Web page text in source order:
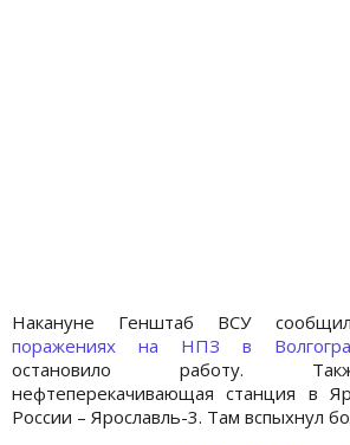
Накануне Генштаб ВСУ
поражениях на НПЗ в
остановило работу.
нефтеперекачивающая станция в
России – Ярославль-3. Там вспыхнул